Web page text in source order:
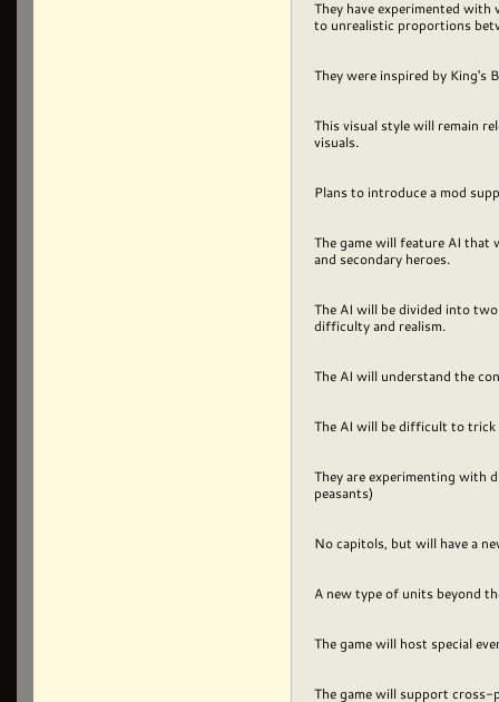
They have experimented
to unrealistic proportions
They were inspired by King's
This visual style will remain
visuals.
Plans to introduce a mod
The game will feature AI that
and secondary heroes.
The AI will be divided into
difficulty and realism.
The AI will understand the
The AI will be difficult to
They are experimenting with
peasants)
No capitols, but will have a
A new type of units beyond
The game will host special
The game will support cross-